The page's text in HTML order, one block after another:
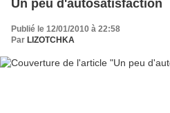
Un peu d'autosatisfaction
Publié le 12/01/2010 à 22:58
Par LIZOTCHKA